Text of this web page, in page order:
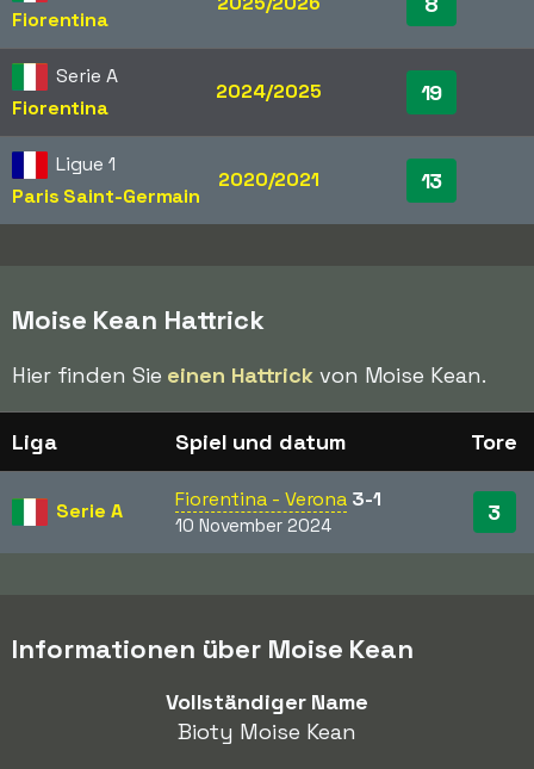
Fiorentina
Serie A
Fiorentina
2024/2025 19
Ligue 1
Paris Saint-Germain
2020/2021 13
Moise Kean Hattrick
Hier finden Sie einen Hattrick von Moise Kean.
Liga Spiel und datum Tore
Serie A Fiorentina - Verona 3-1
10 November 2024 3
Informationen über Moise Kean
Vollständiger Name
Bioty Moise Kean